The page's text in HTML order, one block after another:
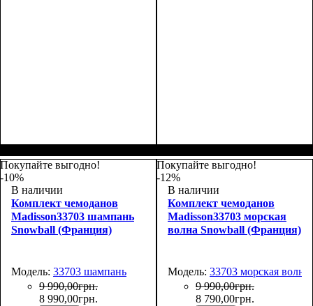
Покупайте выгодно!
-10%
В наличии
Комплект чемоданов
Madisson33703 шампань
Snowball (Франция)
Модель: 33703 шампань
9 990,00грн.
8 990,00грн.
Покупайте выгодно!
-12%
В наличии
Комплект чемоданов
Madisson33703 морская
волна Snowball (Франция)
Модель: 33703 морская волна
9 990,00грн.
8 790,00грн.